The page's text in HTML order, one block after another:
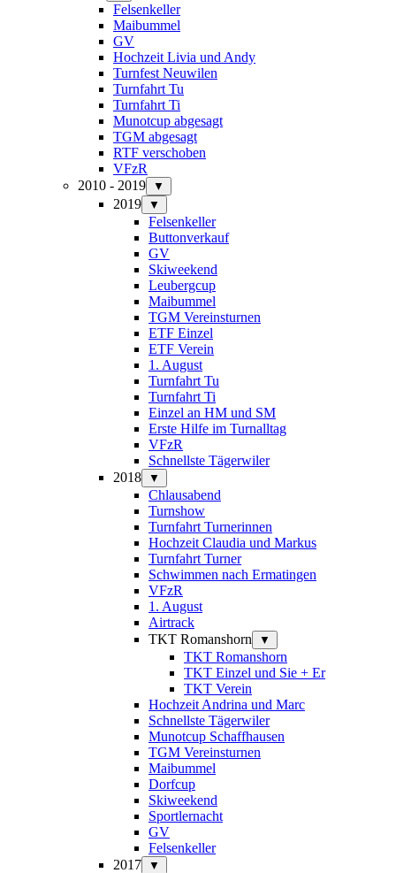
Felsenkeller
Maibummel
GV
Hochzeit Livia und Andy
Turnfest Neuwilen
Turnfahrt Tu
Turnfahrt Ti
Munotcup abgesagt
TGM abgesagt
RTF verschoben
VFzR
2010 - 2019
▼
2019 ▼
Felsenkeller
Buttonverkauf
GV
Skiweekend
Leubergcup
Maibummel
TGM Vereinsturnen
ETF Einzel
ETF Verein
1. August
Turnfahrt Tu
Turnfahrt Ti
Einzel an HM und SM
Erste Hilfe im Turnalltag
VFzR
Schnellste Tägerwiler
2018
▼
Chlausabend
Turnshow
Turnfahrt Turnerinnen
Hochzeit Claudia und Markus
Turnfahrt Turner
Schwimmen nach Ermatingen
VFzR
1. August
Airtrack
TKT Romanshorn
▼
TKT Romanshorn
TKT Einzel und Sie + Er
TKT Verein
Hochzeit Andrina und Marc
Schnellste Tägerwiler
Munotcup Schaffhausen
TGM Vereinsturnen
Maibummel
Dorfcup
Skiweekend
Sportlernacht
GV
Felsenkeller
2017
▼